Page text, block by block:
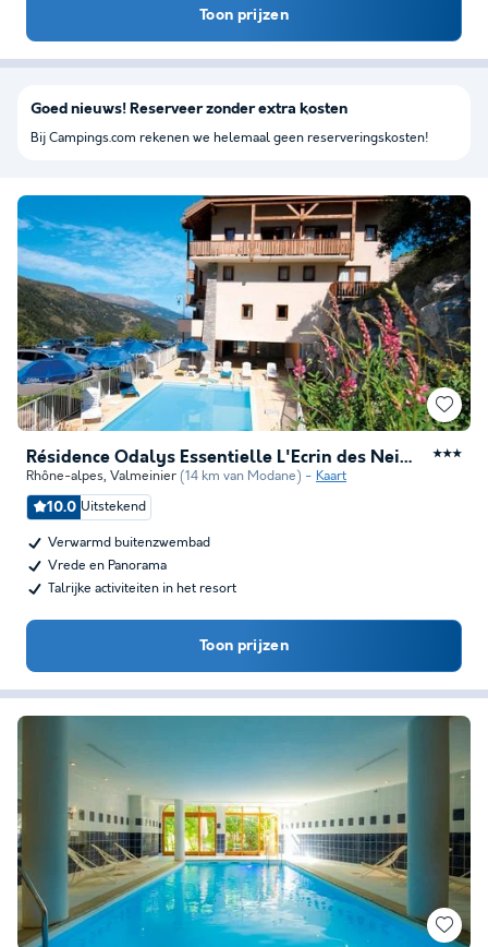
Toon prijzen
Résidence Odalys Essentielle L'Ecrin des Neiges ★★★
Rhône-alpes, Valmeinier (14 km van Modane) Kaart
10.0 Uitstekend
Verwarmd buitenzwembad
Vrede en Panorama
Talrijke activiteiten in het resort
Toon prijzen
Goed nieuws! Reserveer zonder extra kosten
Bij Campings.com rekenen we helemaal geen reserveringskosten!